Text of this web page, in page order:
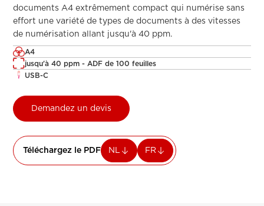
documents A4 extrêmement compact qui numérise sans
effort une variété de types de documents à des vitesses
de numérisation allant jusqu'à 40 ppm.
A4
jusqu'à 40 ppm - ADF de 100 feuilles
USB-C
Demandez un devis
Téléchargez le PDF NL FR